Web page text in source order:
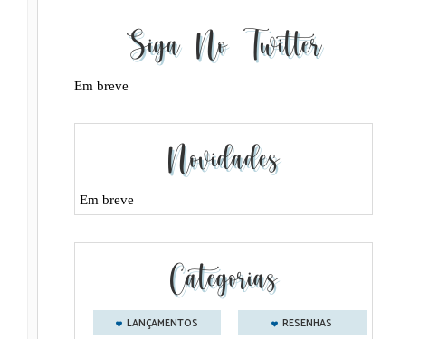
Siga No Twitter
Em breve
Novidades
Em breve
Categorias
LANÇAMENTOS RESENHAS